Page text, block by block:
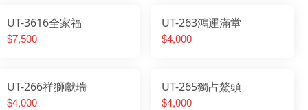
UT-3616全家福
$7,500
UT-263鴻運滿堂
$4,000
UT-266祥獅獻瑞
$4,000
UT-265獨占鰲頭
$4,000